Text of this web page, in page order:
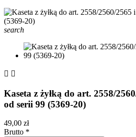
search
 
Kaseta z żyłką do art. 2558/
od serii 99 (5369-20)
49,00 zł
Brutto *